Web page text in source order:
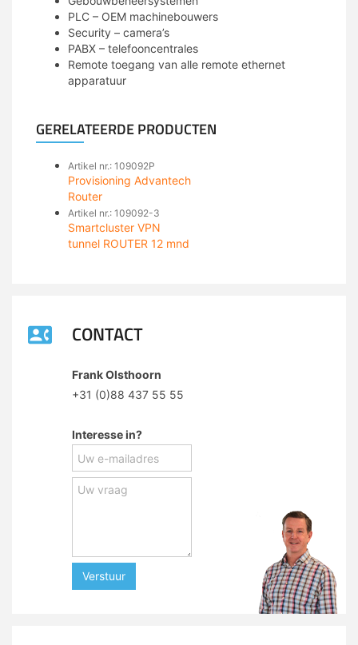
PLC – OEM machinebouwers
Security – camera’s
PABX – telefooncentrales
Remote toegang van alle remote ethernet
apparatuur
GERELATEERDE PRODUCTEN
Artikel nr.: 109092P
Provisioning Advantech
Router
Artikel nr.: 109092-3
Smartcluster VPN
tunnel ROUTER 12 mnd
CONTACT
Frank Olsthoorn
+31 (0)88 437 55 55
Interesse in?
Verstuur